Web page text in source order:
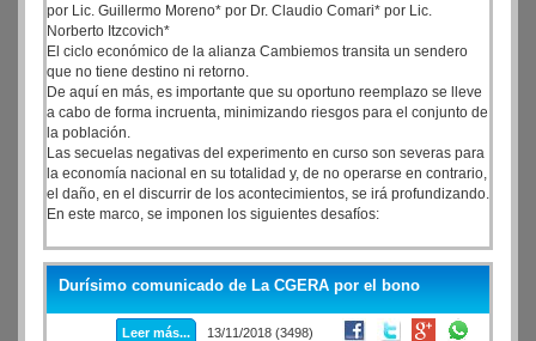
por Lic. Guillermo Moreno* por Dr. Claudio Comari* por Lic.
Norberto Itzcovich*
El ciclo económico de la alianza Cambiemos transita un sendero
que no tiene destino ni retorno.
De aquí en más, es importante que su oportuno reemplazo se lleve
a cabo de forma incruenta, minimizando riesgos para el conjunto de
la población.
Las secuelas negativas del experimento en curso son severas para
la economía nacional en su totalidad y, de no operarse en contrario,
el daño, en el discurrir de los acontecimientos, se irá profundizando.
En este marco, se imponen los siguientes desafíos:
Durísimo comunicado de La CGERA por el bono
Leer más... 13/11/2018 (3498)